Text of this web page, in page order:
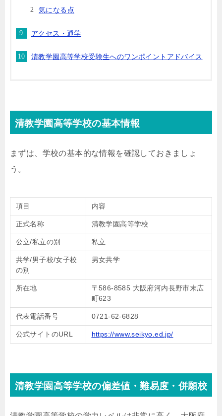
気になる点
アクセス・通学
清教学園高等学校受験生へのワンポイントアドバイス
清教学園高等学校の基本情報
まずは、学校の基本的な情報を確認しておきましょ
う。
項目 内容
正式名称 清教学園高等学校
公立/私立の別 私立
共学/男子校/女子校
の別
男女共学
所在地
〒586-8585 大阪府河内長野市末広
町623
代表電話番号 0721-62-6828
公式サイトのURL https://www.seikyo.ed.jp/
清教学園高等学校の偏差値・難易度・併願校